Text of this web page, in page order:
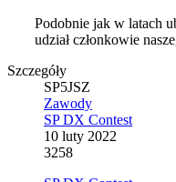
Podobnie jak w latach
udział członkowie
Szczegóły
SP5JSZ
Zawody
SP DX Contest
10 luty 2022
3258